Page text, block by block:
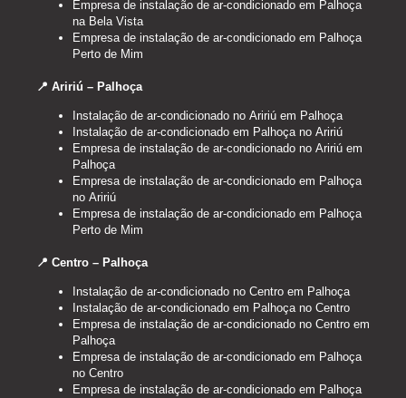
Empresa de instalação de ar-condicionado em Palhoça
na Bela Vista
Empresa de instalação de ar-condicionado em Palhoça
Perto de Mim
📍 Aririú – Palhoça
Instalação de ar-condicionado no Aririú em Palhoça
Instalação de ar-condicionado em Palhoça no Aririú
Empresa de instalação de ar-condicionado no Aririú em
Palhoça
Empresa de instalação de ar-condicionado em Palhoça
no Aririú
Empresa de instalação de ar-condicionado em Palhoça
Perto de Mim
📍 Centro – Palhoça
Instalação de ar-condicionado no Centro em Palhoça
Instalação de ar-condicionado em Palhoça no Centro
Empresa de instalação de ar-condicionado no Centro em
Palhoça
Empresa de instalação de ar-condicionado em Palhoça
no Centro
Empresa de instalação de ar-condicionado em Palhoça